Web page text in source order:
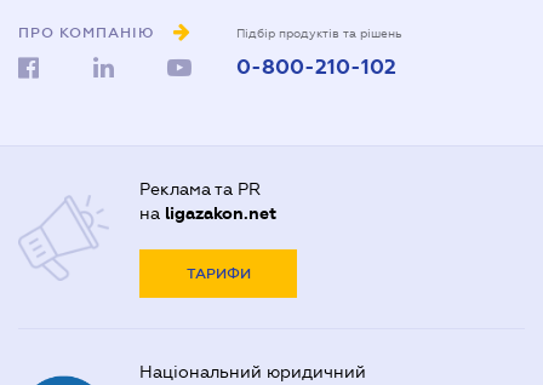
ПРО КОМПАНІЮ Підбір продуктів та рішень
0-800-210-102
Реклама та PR
на ligazakon.net
ТАРИФИ
Національний юридичний